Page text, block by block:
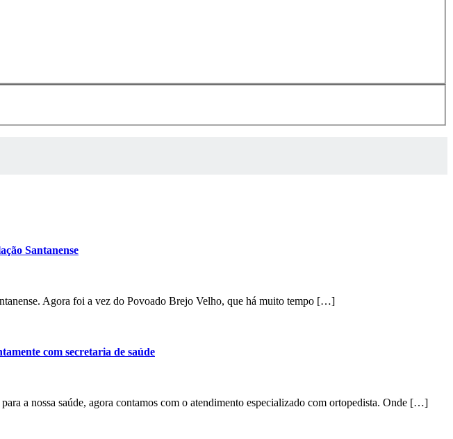
Santanense
Agora foi a vez do Povoado Brejo Velho, que há muito tempo […]
com secretaria de saúde
a nossa saúde, agora contamos com o atendimento especializado com ortopedista. Onde […]